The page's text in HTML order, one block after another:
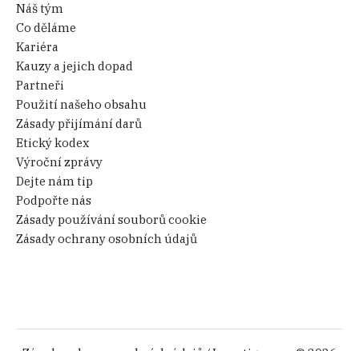
Náš tým
Co děláme
Kariéra
Kauzy a jejich dopad
Partneři
Použití našeho obsahu
Zásady přijímání darů
Etický kodex
Výroční zprávy
Dejte nám tip
Podpořte nás
Zásady používání souborů cookie
Zásady ochrany osobních údajů